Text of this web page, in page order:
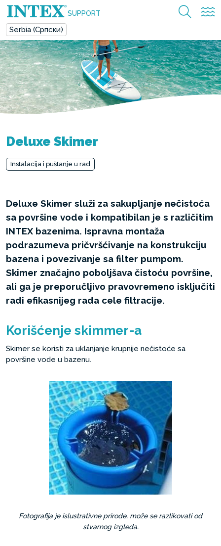
SUPPORT
Serbia (Српски)
Deluxe Skimer
Instalacija i puštanje u rad
Deluxe Skimer služi za sakupljanje nečistoća
sa površine vode i kompatibilan je s različitim
INTEX bazenima. Ispravna montaža
podrazumeva pričvršćivanje na konstrukciju
bazena i povezivanje sa filter pumpom.
Skimer značajno poboljšava čistoću površine,
ali ga je preporučljivo pravovremeno isključiti
radi efikasnijeg rada cele filtracije.
Korišćenje skimmer-a
Skimer se koristi za uklanjanje krupnije nečistoće sa
površine vode u bazenu.
Fotografija je islustrativne prirode, može se razlikovati od
stvarnog izgleda.